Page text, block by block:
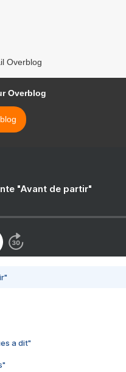
Overblog
Overblog
"Avant de partir"
a dit"